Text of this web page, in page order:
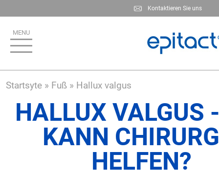
to
main
content
Kontaktieren Sie uns
Startsyte Fuß Hallux valgus
HALLUX VALGUS
KANN
HELFEN?